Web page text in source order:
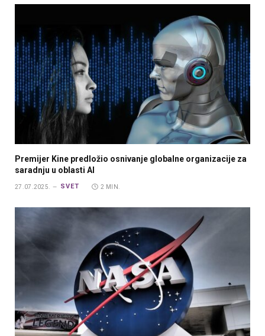
Premijer Kine predložio osnivanje globalne organizacije za
saradnju u oblasti AI
27.07.2025. SVET 2 MIN.